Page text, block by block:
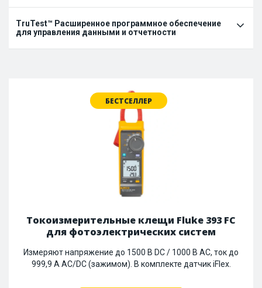
TruTest™ Расширенное программное обеспечение
для управления данными и отчетности
БЕСТСЕЛЛЕР
Токоизмерительные клещи Fluke 393 FC
для фотоэлектрических систем
Измеряют напряжение до 1500 В DC / 1000 В AC, ток до
999,9 А AC/DC (зажимом). В комплекте датчик iFlex.